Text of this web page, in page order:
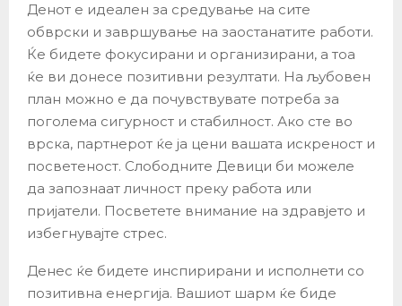
Денот е идеален за средување на сите
обврски и завршување на заостанатите работи.
Ќе бидете фокусирани и организирани, а тоа
ќе ви донесе позитивни резултати. На љубовен
план можно е да почувствувате потреба за
поголема сигурност и стабилност. Ако сте во
врска, партнерот ќе ја цени вашата искреност и
посветеност. Слободните Девици би можеле
да запознаат личност преку работа или
пријатели. Посветете внимание на здравјето и
избегнувајте стрес.
Денес ќе бидете инспирирани и исполнети со
позитивна енергија. Вашиот шарм ќе биде